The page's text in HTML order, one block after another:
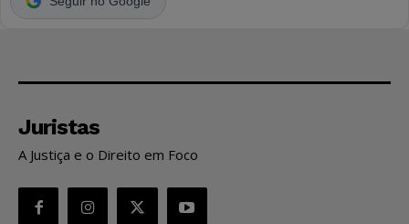
Juristas
A Justiça e o Direito em Foco